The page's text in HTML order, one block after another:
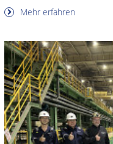
Mehr erfahren